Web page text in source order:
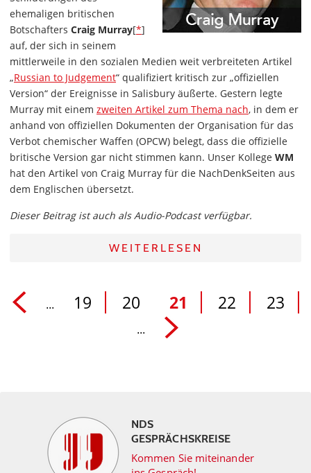
ehemaligen britischen
Botschafters Craig Murray[*]
auf, der sich in seinem
mittlerweile in den sozialen Medien weit verbreiteten Artikel
„Russian to Judgement“ qualifiziert kritisch zur „offiziellen
Version“ der Ereignisse in Salisbury äußerte. Gestern legte
Murray mit einem zweiten Artikel zum Thema nach, in dem er
anhand von offiziellen Dokumenten der Organisation für das
Verbot chemischer Waffen (OPCW) belegt, dass die offizielle
britische Version gar nicht stimmen kann. Unser Kollege WM
hat den Artikel von Craig Murray für die NachDenkSeiten aus
dem Englischen übersetzt.
Dieser Beitrag ist auch als Audio-Podcast verfügbar.
WEITERLESEN
... 19 20 21 22 23
...
NDS
GESPRÄCHSKREISE
Kommen Sie miteinander